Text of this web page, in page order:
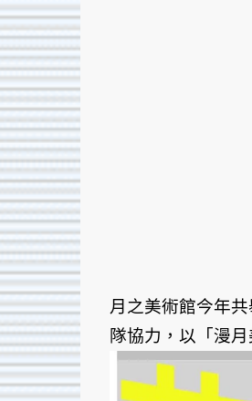
月之美術館今年
隊協力，以「漫